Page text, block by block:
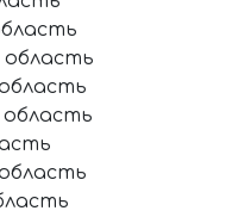
область
область